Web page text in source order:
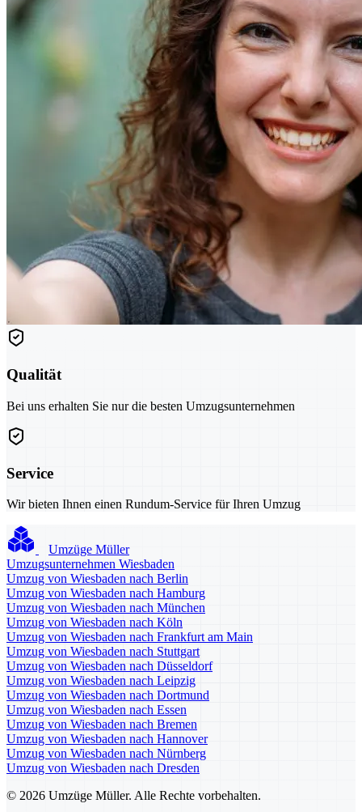
Qualität
Bei uns erhalten Sie nur die besten Umzugsunternehmen
Service
Wir bieten Ihnen einen Rundum-Service für Ihren Umzug
Umzüge Müller
Umzugsunternehmen Wiesbaden
Umzug von Wiesbaden nach Berlin
Umzug von Wiesbaden nach Hamburg
Umzug von Wiesbaden nach München
Umzug von Wiesbaden nach Köln
Umzug von Wiesbaden nach Frankfurt am Main
Umzug von Wiesbaden nach Stuttgart
Umzug von Wiesbaden nach Düsseldorf
Umzug von Wiesbaden nach Leipzig
Umzug von Wiesbaden nach Dortmund
Umzug von Wiesbaden nach Essen
Umzug von Wiesbaden nach Bremen
Umzug von Wiesbaden nach Hannover
Umzug von Wiesbaden nach Nürnberg
Umzug von Wiesbaden nach Dresden
© 2026 Umzüge Müller. Alle Rechte vorbehalten.